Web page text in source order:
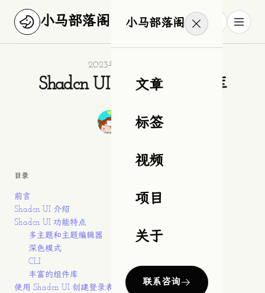
小马部落阁 小马部落阁
文章
标签
视频
项目
关于
联系咨询
2023年11月15日星期三
Shadcn UI 现代 UI 组件库
作者
狂奔滴小马
目录
前言
Shadcn UI 介绍
Shadcn UI 功能特点
多主题和主题编辑器
深色模式
CLI
丰富的组件库
使用 Shadcn UI 创建登录表单